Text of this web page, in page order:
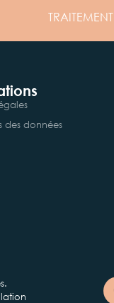
TRAITEMENT
des données